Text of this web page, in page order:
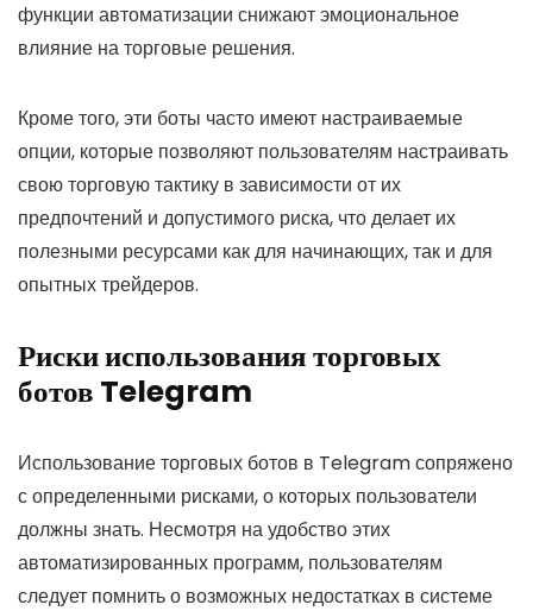
функции автоматизации снижают эмоциональное
влияние на торговые решения.
Кроме того, эти боты часто имеют настраиваемые
опции, которые позволяют пользователям настраивать
свою торговую тактику в зависимости от их
предпочтений и допустимого риска, что делает их
полезными ресурсами как для начинающих, так и для
опытных трейдеров.
Риски использования торговых
ботов Telegram
Использование торговых ботов в Telegram сопряжено
с определенными рисками, о которых пользователи
должны знать. Несмотря на удобство этих
автоматизированных программ, пользователям
следует помнить о возможных недостатках в системе